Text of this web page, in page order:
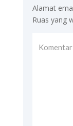
Alamat
Ruas yang